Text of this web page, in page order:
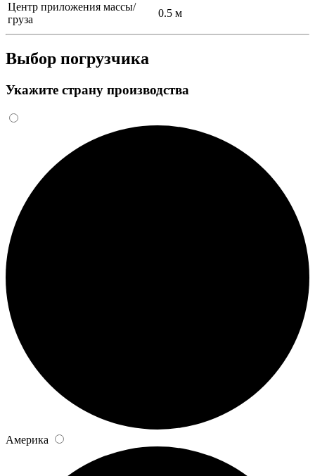
Центр приложения массы/
груза
0.5 м
Выбор погрузчика
Укажите страну производства
Америка